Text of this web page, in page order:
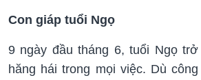
Con giáp tuổi Ngọ
9 ngày đầu tháng 6, tuổi Ngọ
hăng hái trong mọi việc. Dù